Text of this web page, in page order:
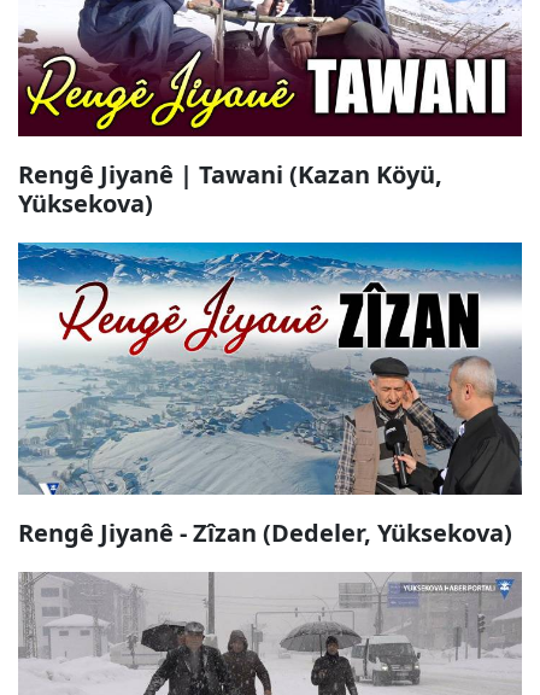
Rengê Jiyanê | Tawani (Kazan Köyü,
Yüksekova)
Rengê Jiyanê - Zîzan (Dedeler, Yüksekova)